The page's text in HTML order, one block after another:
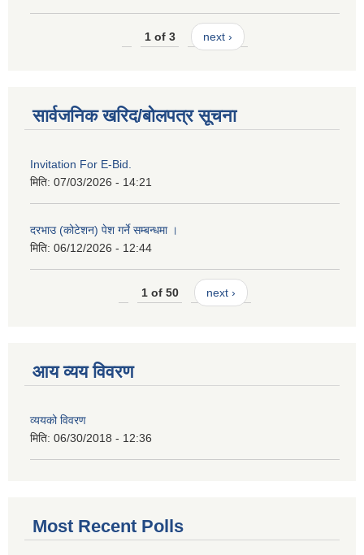
1 of 3 next ›
सार्वजनिक खरिद/बोलपत्र सूचना
Invitation For E-Bid.
मिति: 07/03/2026 - 14:21
दरभाउ (कोटेशन) पेश गर्ने सम्बन्धमा ।
मिति: 06/12/2026 - 12:44
1 of 50 next ›
आय व्यय विवरण
व्ययको विवरण
मिति: 06/30/2018 - 12:36
Most Recent Polls